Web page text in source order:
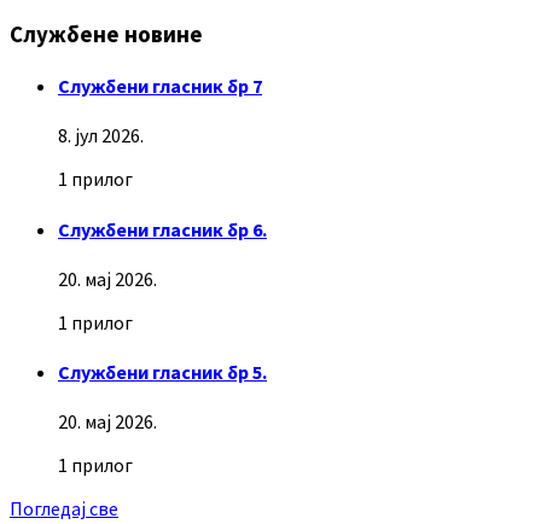
Службене новине
Службени гласник бр 7
8. јул 2026.
1 прилог
Службени гласник бр 6.
20. мај 2026.
1 прилог
Службени гласник бр 5.
20. мај 2026.
1 прилог
Погледај све